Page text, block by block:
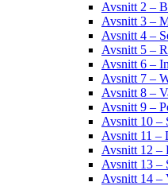
Avsnitt 2 –
Avsnitt 3 –
Avsnitt 4 –
Avsnitt 5 –
Avsnitt 6 –
Avsnitt 7 –
Avsnitt 8 –
Avsnitt 9 –
Avsnitt 10 –
Avsnitt 11 –
Avsnitt 12 –
Avsnitt 13 –
Avsnitt 14 –